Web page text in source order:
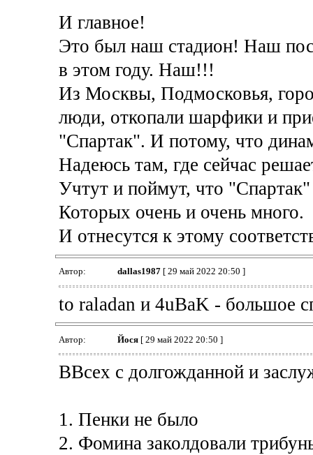
И главное!
Это был наш стадион! Наш
в этом году. Наш!!!
Из Москвы, Подмосковья,
люди, откопали шарфики и
"Спартак". И потому, что
Надеюсь там, где сейчас
Учтут и поймут, что
Которых очень и очень много.
И отнесутся к этому
Автор: dallas1987[ 29 май 2022 20:50 ]
to raladan и 4uBaK - большое
Автор: Йося[ 29 май 2022 20:50 ]
ВВсех с долгожданной и
1. Пенки не было
2. Фомина заколдовали